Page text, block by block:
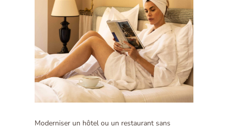
Moderniser un hôtel ou un restaurant sans